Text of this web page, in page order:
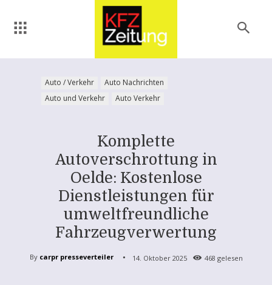
Auto / Verkehr
Auto Nachrichten
Auto und Verkehr
Auto Verkehr
Komplette
Autoverschrottung in
Oelde: Kostenlose
Dienstleistungen für
umweltfreundliche
Fahrzeugverwertung
By carpr presseverteiler 14. Oktober 2025 468 gelesen